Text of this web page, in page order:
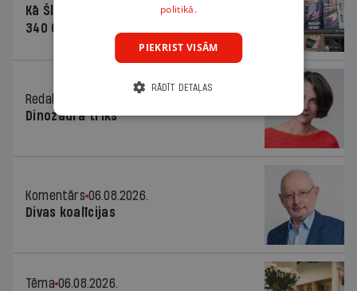
Kā Šlesera partija palika nesodīta par
340 000 vērtu reklāmas kampaņu
Redaktores sleja
Dinozaura triks
Komentārs 06.08.2026.
Divas koalīcijas
Tēma 06.08.2026.
politikā.
PIEKRIST VISĀM
RĀDĪT DETAĻAS